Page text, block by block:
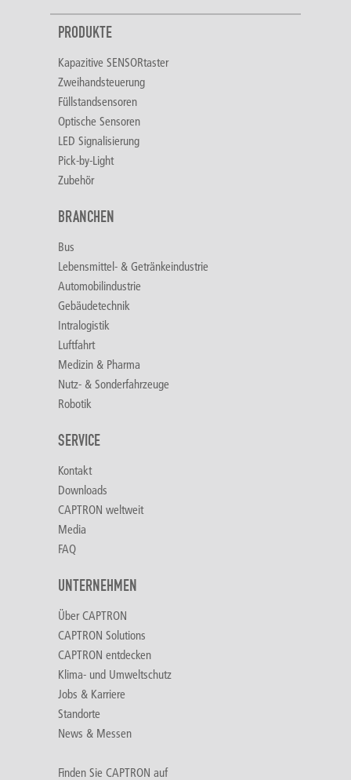
PRODUKTE
Kapazitive SENSORtaster
Zweihandsteuerung
Füllstandsensoren
Optische Sensoren
LED Signalisierung
Pick-by-Light
Zubehör
BRANCHEN
Bus
Lebensmittel- & Getränkeindustrie
Automobilindustrie
Gebäudetechnik
Intralogistik
Luftfahrt
Medizin & Pharma
Nutz- & Sonderfahrzeuge
Robotik
SERVICE
Kontakt
Downloads
CAPTRON weltweit
Media
FAQ
UNTERNEHMEN
Über CAPTRON
CAPTRON Solutions
CAPTRON entdecken
Klima- und Umweltschutz
Jobs & Karriere
Standorte
News & Messen
Finden Sie CAPTRON auf